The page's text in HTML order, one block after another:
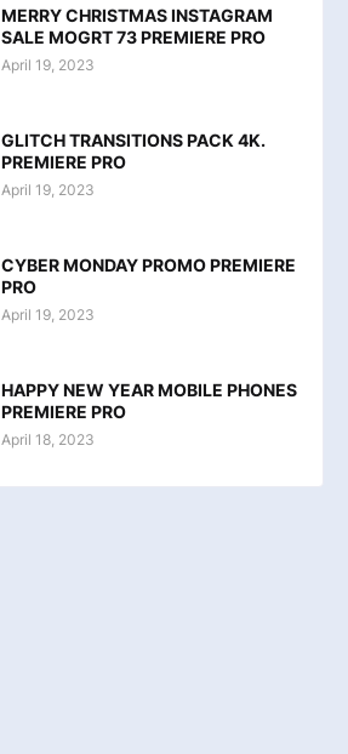
MERRY CHRISTMAS INSTAGRAM
SALE MOGRT 73 PREMIERE PRO
April 19, 2023
GLITCH TRANSITIONS PACK 4K.
PREMIERE PRO
April 19, 2023
CYBER MONDAY PROMO PREMIERE
PRO
April 19, 2023
HAPPY NEW YEAR MOBILE PHONES
PREMIERE PRO
April 18, 2023